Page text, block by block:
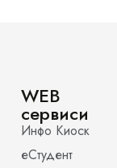
WEB
сервиси
Инфо Киоск
еСтудент